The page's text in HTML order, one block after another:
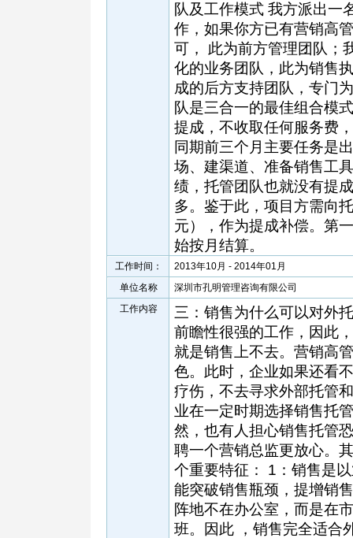
队及工作模式 我方派出一
作，如果你方已有营销高
可， 此为前方管理团队；
化的业务团队，此为销售
成的后方支持团队，专门
队是三合一的最佳组合模
提成，不收取任何服务费
同期前三个月主要任务是
场、建渠道、准备销售工
绩，托管团队也就没有提
多。鉴于此，项目方需向
元），作为提成补偿。第
始按月结算。
工作时间：
2013年10月 - 2014年01月
单位名称
深圳市孔明管理咨询有限公司
工作内容
三：销售为什么可以对外
前瞻性很强的工作，因此
就是销售上不去。营销高
色。此时，企业如果还看
疗伤，不去寻求外部托管
业在一定时期选择销售托
然，也有人担心销售托管
聘一个营销总监更放心。
个重要特征： 1：销售是
能突破销售瓶颈，提增销
阵地不在办公室，而是在
班。因此 ，销售完全适合